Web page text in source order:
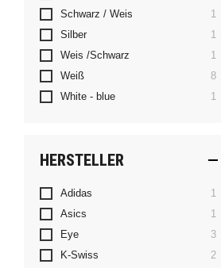
Schwarz / Weis
1
Silber
1
Weis /Schwarz
1
Weiß
8
White - blue
1
HERSTELLER
Adidas 1
Asics
1
Eye
3
K-Swiss
2